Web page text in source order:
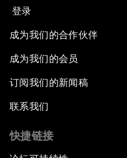
登录
成为我们的合作伙伴
成为我们的会员
订阅我们的新闻稿
联系我们
快捷链接